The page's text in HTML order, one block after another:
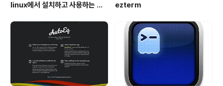
linux에서 설치하고 사용하는 방
ezterm